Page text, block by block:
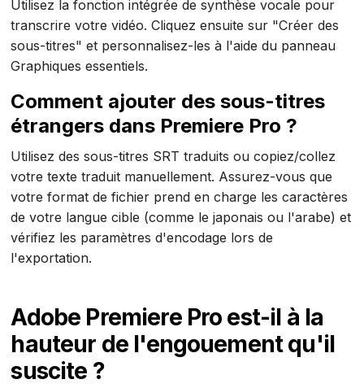
Utilisez la fonction intégrée de synthèse vocale pour
transcrire votre vidéo. Cliquez ensuite sur "Créer des
sous-titres" et personnalisez-les à l'aide du panneau
Graphiques essentiels.
Comment ajouter des sous-titres
étrangers dans Premiere Pro ?
Utilisez des sous-titres SRT traduits ou copiez/collez
votre texte traduit manuellement. Assurez-vous que
votre format de fichier prend en charge les caractères
de votre langue cible (comme le japonais ou l'arabe) et
vérifiez les paramètres d'encodage lors de
l'exportation.
Adobe Premiere Pro est-il à la
hauteur de l'engouement qu'il
suscite ?